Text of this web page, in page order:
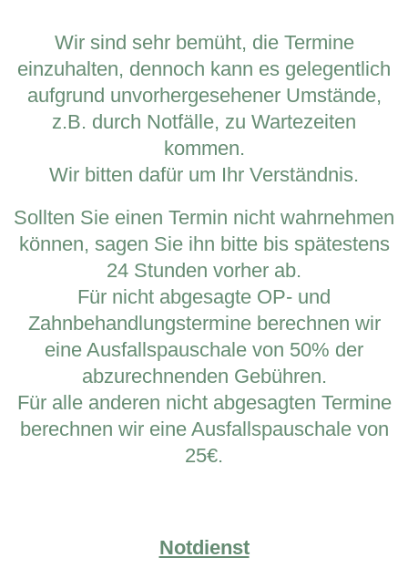
Wir sind sehr bemüht, die Termine
einzuhalten, dennoch kann es gelegentlich
aufgrund unvorhergesehener Umstände,
z.B. durch Notfälle, zu Wartezeiten
kommen.
Wir bitten dafür um Ihr Verständnis.
Sollten Sie einen Termin nicht wahrnehmen
können, sagen Sie ihn bitte bis spätestens
24 Stunden vorher ab.
Für nicht abgesagte OP- und
Zahnbehandlungstermine berechnen wir
eine Ausfallspauschale von 50% der
abzurechnenden Gebühren.
Für alle anderen nicht abgesagten Termine
berechnen wir eine Ausfallspauschale von
25€.
Notdienst